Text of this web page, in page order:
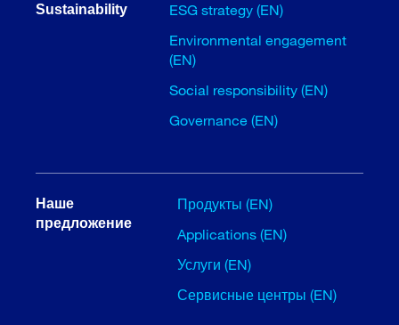
Sustainability
ESG strategy (EN)
Environmental engagement
(EN)
Social responsibility (EN)
Governance (EN)
Наше
предложение
Продукты (EN)
Applications (EN)
Услуги (EN)
Сервисные центры (EN)